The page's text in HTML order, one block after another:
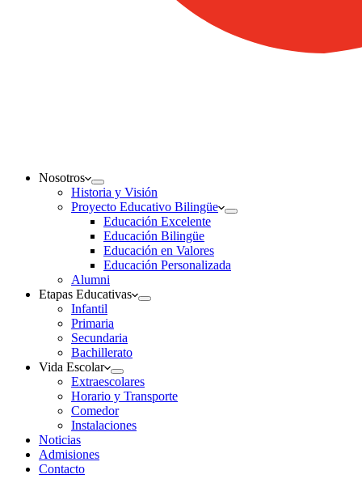
Nosotros
Historia y Visión
Proyecto Educativo Bilingüe
Educación Excelente
Educación Bilingüe
Educación en Valores
Educación Personalizada
Alumni
Etapas Educativas
Infantil
Primaria
Secundaria
Bachillerato
Vida Escolar
Extraescolares
Horario y Transporte
Comedor
Instalaciones
Noticias
Admisiones
Contacto